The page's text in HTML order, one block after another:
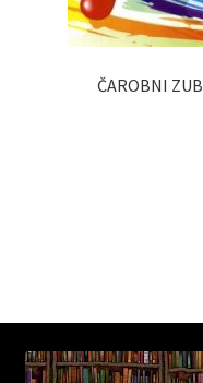
ČAROBNI